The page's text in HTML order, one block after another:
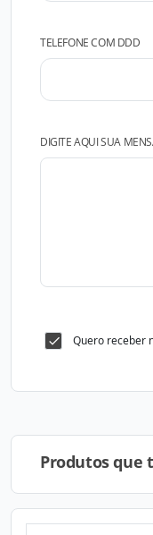
TELEFONE COM DDD
DIGITE AQUI SUA
Quero receber
Produtos que